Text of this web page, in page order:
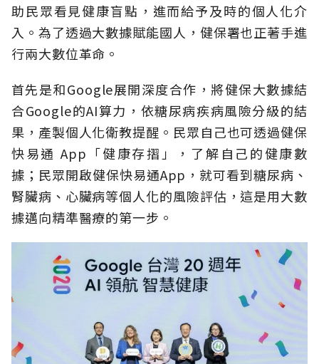
助民眾看見健康盲點，進而給予及時的個人化介
入。為了透過大數據賦能國人，健保署也正著手進
行兩大數位革命。
首先是和Google展開深度合作，將健保大數據結
合Google的AI算力，依糖尿病疾病風險分級的結
果，產製個人化衛教提醒。民眾自己也可透過健保
快易通 App「健康存摺」，了解自己的健康數
據；民眾開啟健保快易通App，就可看到糖尿病、
腎臟病、心臟病等個人化的風險評估，這是用大數
據邁向精準醫療的第一步。